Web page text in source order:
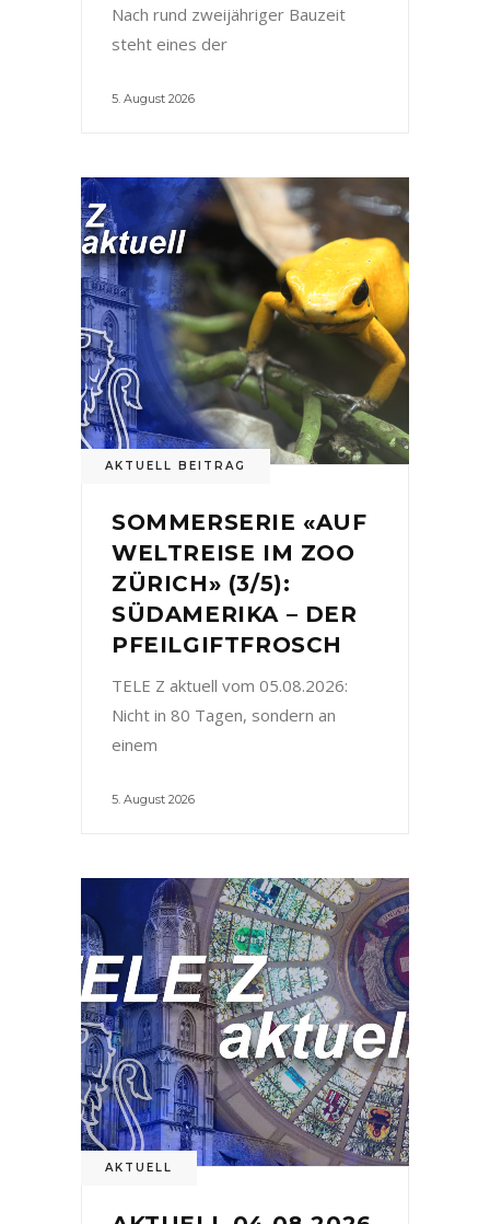
Nach rund zweijähriger Bauzeit
steht eines der
5. August 2026
AKTUELL BEITRAG
SOMMERSERIE «AUF
WELTREISE IM ZOO
ZÜRICH» (3/5):
SÜDAMERIKA – DER
PFEILGIFTFROSCH
TELE Z aktuell vom 05.08.2026:
Nicht in 80 Tagen, sondern an
einem
5. August 2026
AKTUELL